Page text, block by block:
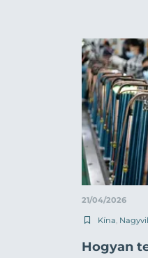
21/04/2026
Kína
Hogyan